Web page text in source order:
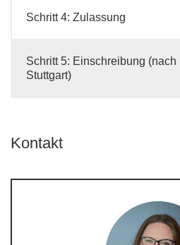
Schritt 4: Zulassung
Schritt 5: Einschreibung (nach
Stuttgart)
Kontakt